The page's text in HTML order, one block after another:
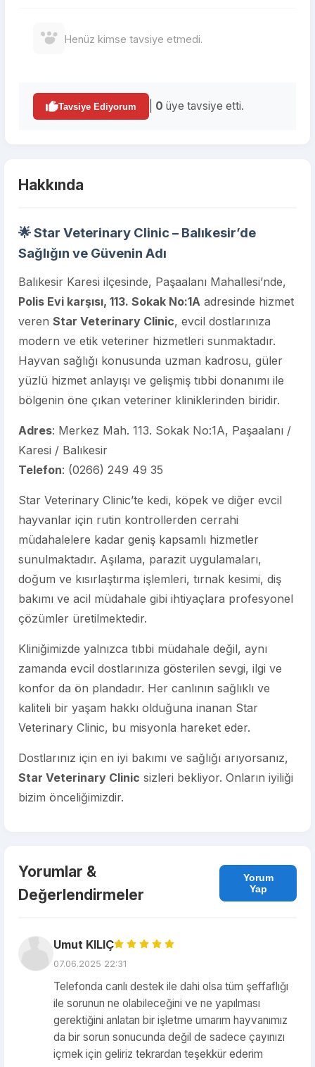
Henüz kimse tavsiye etmedi.
Tavsiye Ediyorum 0 üye tavsiye etti.
Hakkında
🌟 Star Veterinary Clinic – Balıkesir’de
Sağlığın ve Güvenin Adı
Balıkesir Karesi ilçesinde, Paşaalanı Mahallesi’nde,
Polis Evi karşısı, 113. Sokak No:1A adresinde hizmet
veren Star Veterinary Clinic, evcil dostlarınıza
modern ve etik veteriner hizmetleri sunmaktadır.
Hayvan sağlığı konusunda uzman kadrosu, güler
yüzlü hizmet anlayışı ve gelişmiş tıbbi donanımı ile
bölgenin öne çıkan veteriner kliniklerinden biridir.
Adres: Merkez Mah. 113. Sokak No:1A, Paşaalanı /
Karesi / Balıkesir
Telefon: (0266) 249 49 35
Star Veterinary Clinic’te kedi, köpek ve diğer evcil
hayvanlar için rutin kontrollerden cerrahi
müdahalelere kadar geniş kapsamlı hizmetler
sunulmaktadır. Aşılama, parazit uygulamaları,
doğum ve kısırlaştırma işlemleri, tırnak kesimi, diş
bakımı ve acil müdahale gibi ihtiyaçlara profesyonel
çözümler üretilmektedir.
Kliniğimizde yalnızca tıbbi müdahale değil, aynı
zamanda evcil dostlarınıza gösterilen sevgi, ilgi ve
konfor da ön plandadır. Her canlının sağlıklı ve
kaliteli bir yaşam hakkı olduğuna inanan Star
Veterinary Clinic, bu misyonla hareket eder.
Dostlarınız için en iyi bakımı ve sağlığı arıyorsanız,
Star Veterinary Clinic sizleri bekliyor. Onların iyiliği
bizim önceliğimizdir.
Yorumlar &
Değerlendirmeler
Yorum
Yap
Umut KILIÇ
07.06.2025 22:31
Telefonda canlı destek ile dahi olsa tüm şeffaflığı
ile sorunun ne olabileceğini ve ne yapılması
gerektiğini anlatan bir işletme umarım hayvanımız
da bir sorun sonucunda değil de sadece çayınızı
içmek için geliriz tekrardan teşekkür ederim